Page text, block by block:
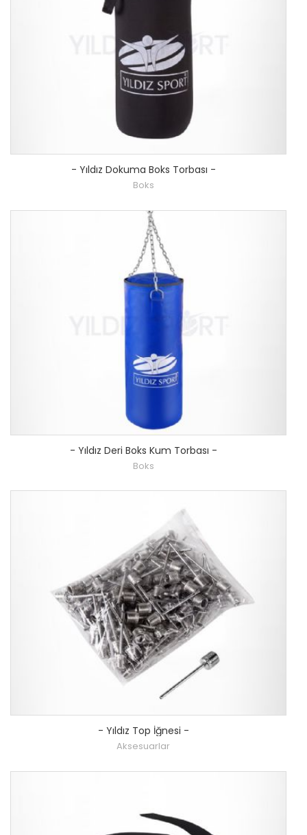
- Yıldız Dokuma Boks Torbası -
Boks
- Yıldız Deri Boks Kum Torbası -
Boks
- Yıldız Top İğnesi -
Aksesuarlar